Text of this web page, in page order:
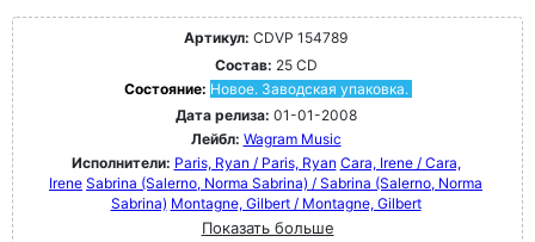
Артикул: CDVP 154789
Состав: 25 CD
Состояние: Новое. Заводская упаковка.
Дата релиза: 01-01-2008
Лейбл: Wagram Music
Исполнители: Paris, Ryan / Paris, Ryan Cara, Irene / Cara,
Irene Sabrina (Salerno, Norma Sabrina) / Sabrina (Salerno, Norma
Sabrina) Montagne, Gilbert / Montagne, Gilbert
Показать больше